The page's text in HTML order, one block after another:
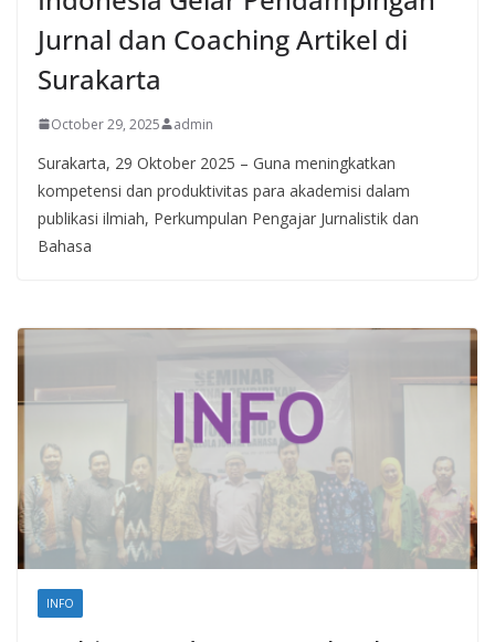
Jurnal dan Coaching Artikel di
Surakarta
October 29, 2025 admin
Surakarta, 29 Oktober 2025 – Guna meningkatkan
kompetensi dan produktivitas para akademisi dalam
publikasi ilmiah, Perkumpulan Pengajar Jurnalistik dan
Bahasa
INFO